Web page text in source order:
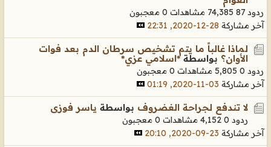
ردود 87 74,385 مشاهدات
0 معجبون
آخر مشاركة 28-12-2020, 22:31
لماذا غالباً ما يتم تشخيص سرطان الدم بعد فوات
الأوان؟ بواسطة*اسلامي عزي*
ردود 0 5,805 مشاهدات
0 معجبون
آخر مشاركة 03-11-2020, 01:19
لا تندفع لجراحة الغضروف بواسطة ياسر فوزى
ردود 0 4,152 مشاهدات
0 معجبون
آخر مشاركة 23-09-2020, 20:10